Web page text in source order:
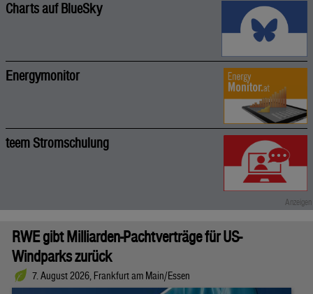
Charts auf BlueSky
Energymonitor
teem Stromschulung
RWE gibt Milliarden-Pachtverträge für US-
Windparks zurück
7. August 2026, Frankfurt am Main/Essen